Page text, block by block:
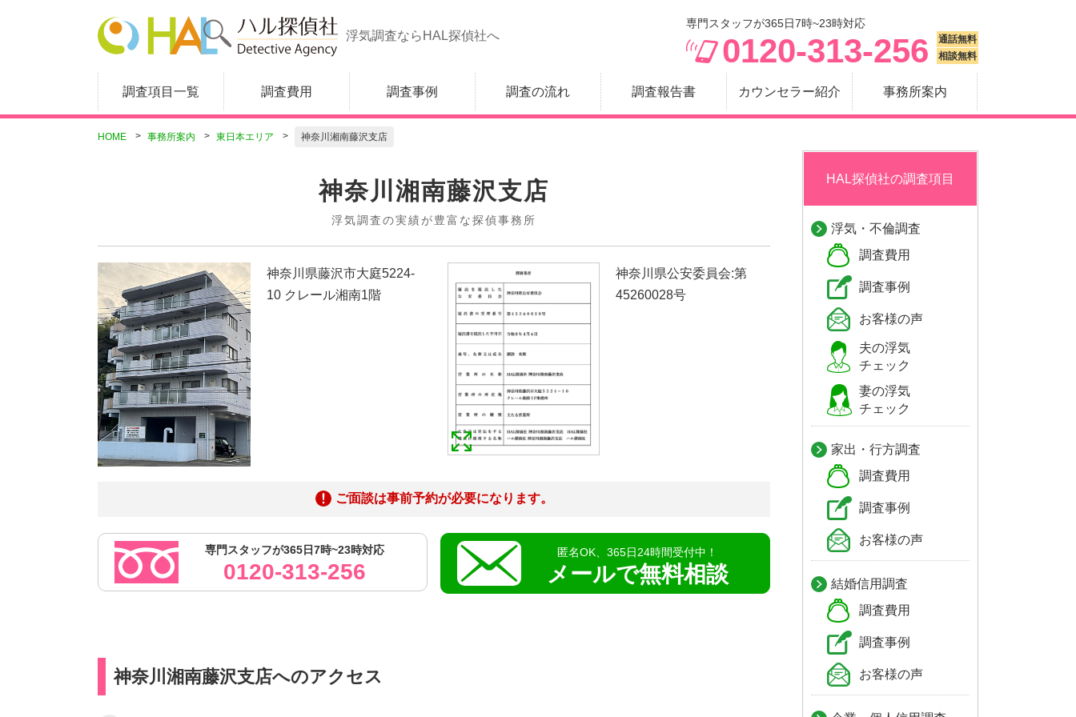
浮気調査ならHAL探偵社へ
専門スタッフが365日7時~23時対応
0120-313-256
通話無料
相談無料
調査項目一覧 調査費用 調査事例 調査の流れ 調査報告書 カウンセラー紹介 事務所案内
HOME 事務所案内 東日本エリア 神奈川湘南藤沢支店
神奈川湘南藤沢支店
浮気調査の実績が豊富な探偵事務所
神奈川県藤沢市大庭5224-
10 クレール湘南1階
神奈川県公安委員会:第
45260028号
ご面談は事前予約が必要になります。
専門スタッフが365日7時~23時対応
0120-313-256
匿名OK、365日24時間受付中！
メールで無料相談
神奈川湘南藤沢支店へのアクセス
HAL探偵社の調査項目
浮気・不倫調査
調査費用
調査事例
お客様の声
夫の浮気
チェック
妻の浮気
チェック
家出・行方調査
調査費用
調査事例
お客様の声
結婚信用調査
調査費用
調査事例
お客様の声